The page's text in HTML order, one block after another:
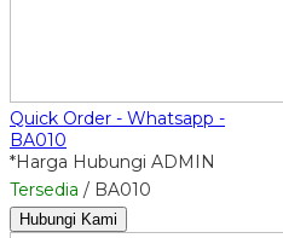
Quick Order - Whatsapp -
BA010
*Harga Hubungi ADMIN
Tersedia / BA010
Hubungi Kami